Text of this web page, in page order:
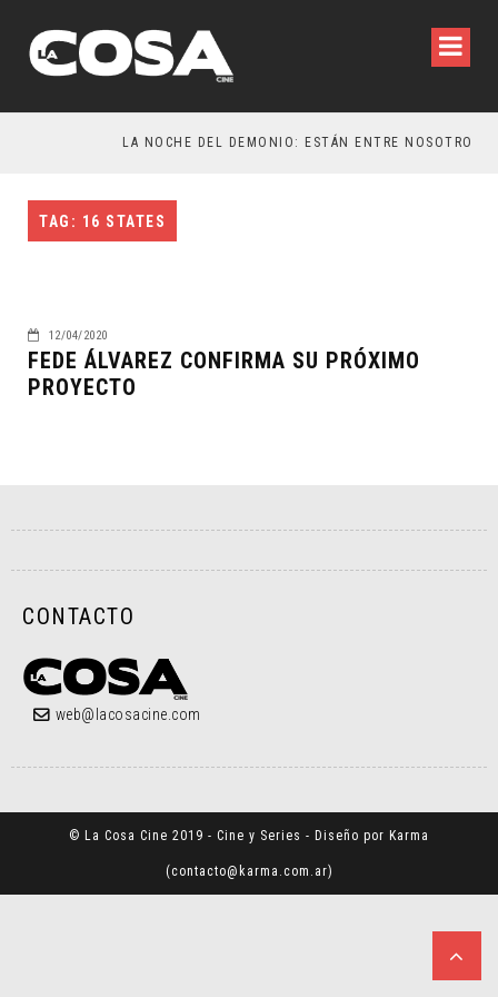
TAG: 16 STATES
12/04/2020
FEDE ÁLVAREZ CONFIRMA SU PRÓXIMO
PROYECTO
CONTACTO
web@lacosacine.com
© La Cosa Cine 2019 - Cine y Series - Diseño por Karma
(contacto@karma.com.ar)